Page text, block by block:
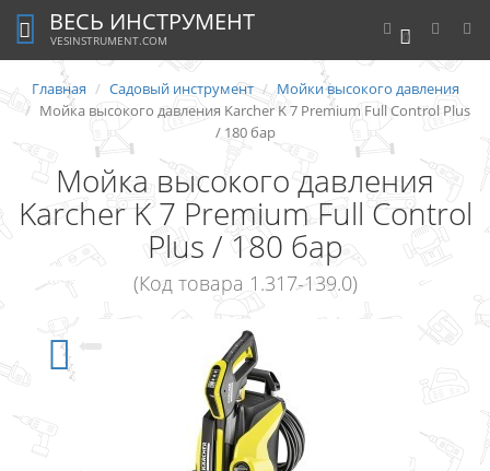
0
ВЕСЬ ИНСТРУМЕНТ
VESINSTRUMENT.COM
Главная Садовый инструмент
Мойки высокого давления
Мойка высокого давления Karcher K 7 Premium Full Control Plus
/ 180 бар
Мойка высокого давления
Karcher K 7 Premium Full Control
Plus / 180 бар
(Код товара 1.317-139.0)